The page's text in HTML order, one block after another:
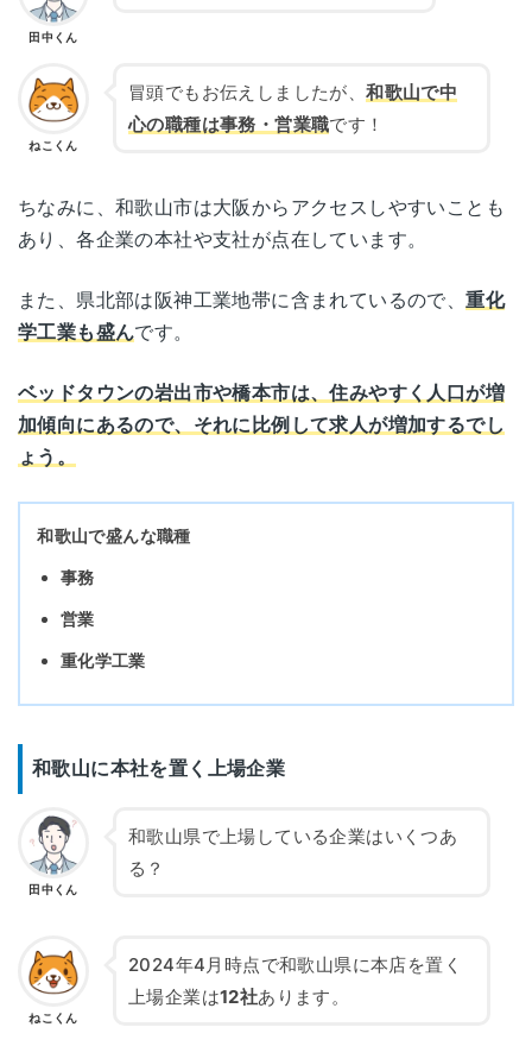
田中くん
ねこくん
冒頭でもお伝えしましたが、和歌山で中
心の職種は事務・営業職です！
ちなみに、和歌山市は大阪からアクセスしやすいことも
あり、各企業の本社や支社が点在しています。
また、県北部は阪神工業地帯に含まれているので、重化
学工業も盛んです。
ベッドタウンの岩出市や橋本市は、住みやすく人口が増
加傾向にあるので、それに比例して求人が増加するでし
ょう。
和歌山で盛んな職種
事務
営業
重化学工業
和歌山に本社を置く上場企業
田中くん
和歌山県で上場している企業はいくつあ
る？
ねこくん
2024年4月時点で和歌山県に本店を置く
上場企業は12社あります。